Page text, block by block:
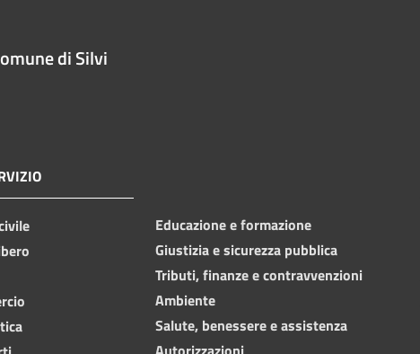
di Silvi
Educazione e formazione
Giustizia e sicurezza pubblica
Tributi, finanze e contravvenzioni
Ambiente
Salute, benessere e assistenza